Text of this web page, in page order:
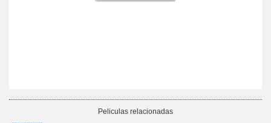
Peliculas relacionadas